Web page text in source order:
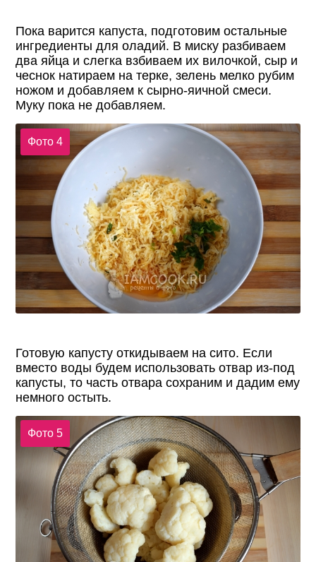
Пока варится капуста, подготовим остальные
ингредиенты для оладий. В миску разбиваем
два яйца и слегка взбиваем их вилочкой, сыр и
чеснок натираем на терке, зелень мелко рубим
ножом и добавляем к сырно-яичной смеси.
Муку пока не добавляем.
Фото 4
Готовую капусту откидываем на сито. Если
вместо воды будем использовать отвар из-под
капусты, то часть отвара сохраним и дадим ему
немного остыть.
Фото 5